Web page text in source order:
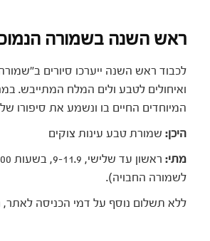
ראש השנה בשמורה
לכבוד ראש השנה ייערכו סיורים
ואיחולים לטבע ולים המלח המתייבש.
המיוחדים החיים בו ונשמע את סיפורו
היכן:שמורת טבע עינות צוקים
מתי:
לשמורה החבויה).
ללא תשלום נוסף על דמי הכניסה לאתר,